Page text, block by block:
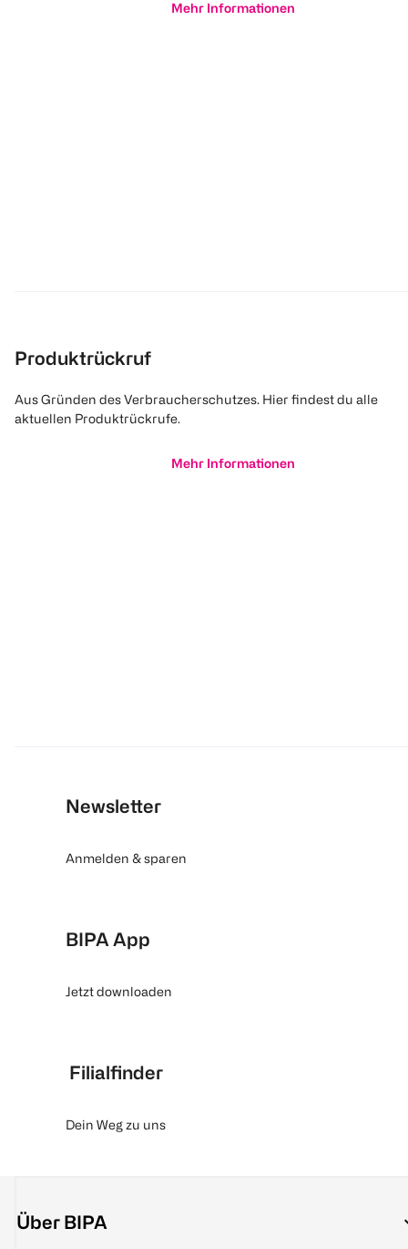
Mehr Informationen
Produktrückruf
Aus Gründen des Verbraucherschutzes. Hier findest du alle
aktuellen Produktrückrufe.
Mehr Informationen
Newsletter
Anmelden & sparen
BIPA App
Jetzt downloaden
Filialfinder
Dein Weg zu uns
Über BIPA